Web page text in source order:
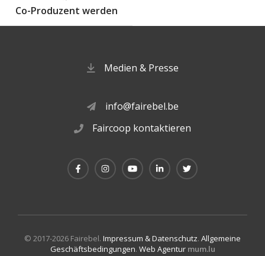
Co-Produzent werden
Medien & Presse
info@fairebel.be
Faircoop kontaktieren
© 2017-2026 Fairebel. Impressum & Datenschutz. Allgemeine
Geschäftsbedingungen. Web Agentur mum.lu